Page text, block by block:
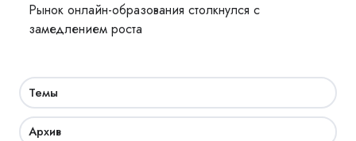
Рынок онлайн-образования столкнулся с
замедлением роста
Темы
Архив